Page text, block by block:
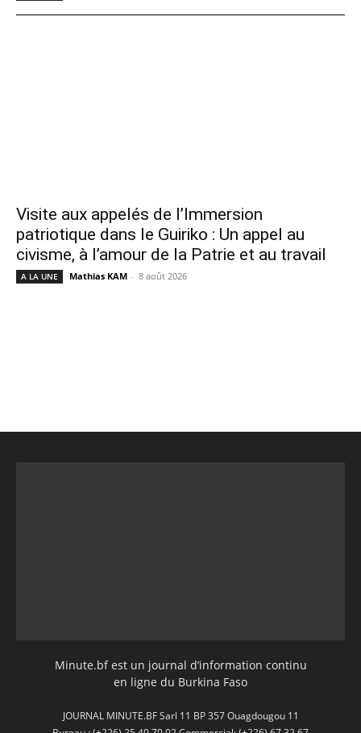
Visite aux appelés de l’Immersion
patriotique dans le Guiriko : Un appel au
civisme, à l’amour de la Patrie et au travail
A LA UNE Mathias KAM - 8 août 2026
Minute.bf est un journal d’information continu
en ligne du Burkina Faso
JOURNAL MINUTE.BF Sarl 11 BP 357 Ouagdougou 11